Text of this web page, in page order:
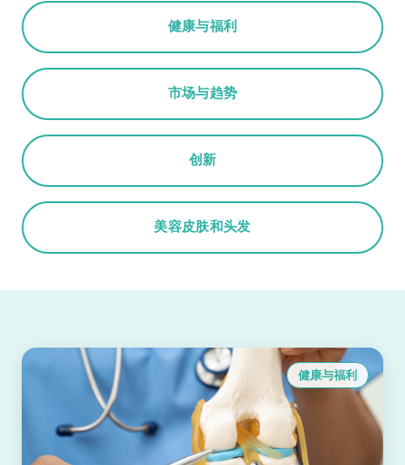
健康与福利
市场与趋势
创新
美容皮肤和头发
健康与福利